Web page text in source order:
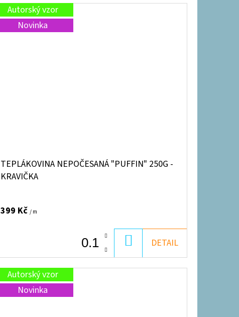
Autorský vzor
Novinka
TEPLÁKOVINA NEPOČESANÁ "PUFFIN" 250G -
KRAVIČKA
399 Kč / m
KOŠÍKU
DETAIL
Autorský vzor
Novinka